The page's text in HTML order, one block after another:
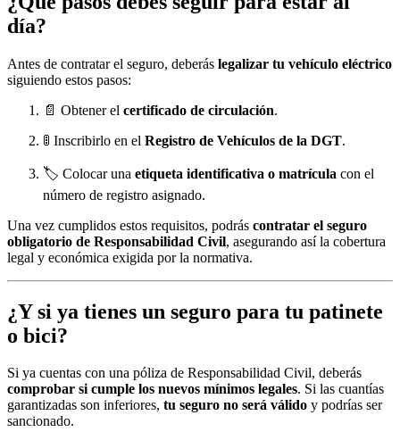
día?
Antes de contratar el seguro, deberás legalizar tu vehículo eléctrico
siguiendo estos pasos:
📄 Obtener el certificado de circulación.
🚦 Inscribirlo en el Registro de Vehículos de la DGT.
🏷️ Colocar una etiqueta identificativa o matrícula con el
número de registro asignado.
Una vez cumplidos estos requisitos, podrás contratar el seguro
obligatorio de Responsabilidad Civil, asegurando así la cobertura
legal y económica exigida por la normativa.
¿Y si ya tienes un seguro para tu patinete
o bici?
Si ya cuentas con una póliza de Responsabilidad Civil, deberás
comprobar si cumple los nuevos mínimos legales. Si las cuantías
garantizadas son inferiores, tu seguro no será válido y podrías ser
sancionado.